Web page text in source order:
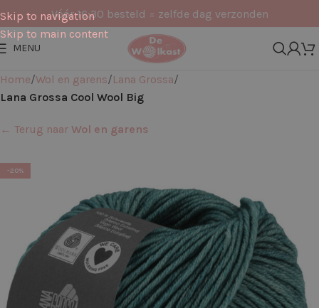
Skip to navigation
Skip to main content
Vóór 16:30 besteld = zelfde dag verzonden
MENU
Home Wol en garens Lana Grossa
Lana Grossa Cool Wool Big
← Terug naar Wol en garens
-20%